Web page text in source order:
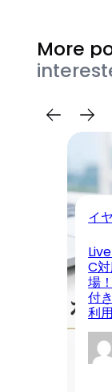
More
イ
C
場
付
利